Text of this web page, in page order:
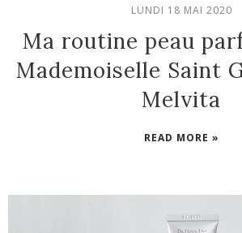
LUNDI 18 MAI 2020
Ma routine peau
Mademoiselle Saint
Melvita
READ MORE »